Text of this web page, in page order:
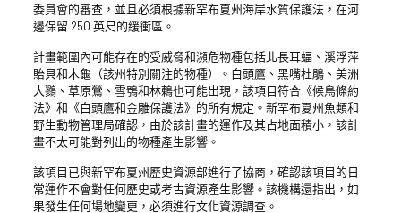
委員會的審查，並且必須根據新罕布夏州海岸水質保護法，在河
邊保留 250 英尺的緩衝區。
計畫範圍內可能存在的受威脅和瀕危物種包括北長耳蝠、溪浮萍
貽貝和木龜（該州特別關注的物種）。白頭鷹、黑嘴杜鵑、美洲
大鷚、草原鶯、雪鴞和林鶇也可能出現，該項目符合《候鳥條約
法》和《白頭鷹和金雕保護法》的所有規定。新罕布夏州魚類和
野生動物管理局確認，由於該計畫的運作及其占地面積小，該計
畫不太可能對列出的物種產生影響。
該項目已與新罕布夏州歷史資源部進行了協商，確認該項目的日
常運作不會對任何歷史或考古資源產生影響。該機構還指出，如
果發生任何場地變更，必須進行文化資源調查。